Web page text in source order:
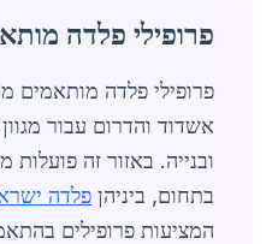
פרופילי פלדה
פרופילי פלדה מותאמים
אשדוד והדרום עבור
ובנייה. באזור זה
בתחום, ביניהן פלדה
המציעות פרופילים